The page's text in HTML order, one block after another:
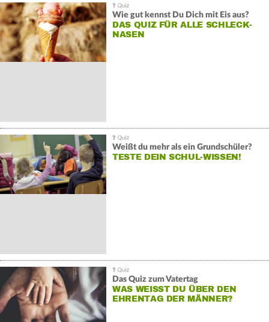
Wie gut kennst Du Dich mit Eis aus?
DAS QUIZ FÜR ALLE SCHLECK-
NASEN
Weißt du mehr als ein Grundschüler?
TESTE DEIN SCHUL-WISSEN!
Das Quiz zum Vatertag
WAS WEISST DU ÜBER DEN E
HRENTAG DER MÄNNER?